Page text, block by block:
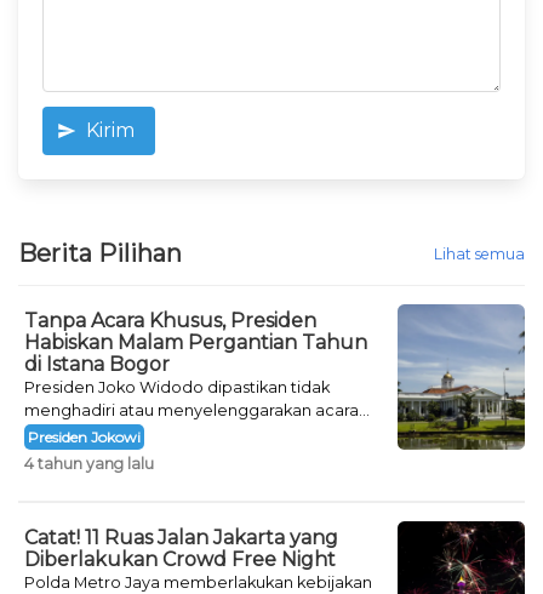
Kirim
Berita Pilihan Lihat semua
Tanpa Acara Khusus, Presiden
Habiskan Malam Pergantian Tahun
di Istana Bogor
Presiden Joko Widodo dipastikan tidak
menghadiri atau menyelenggarakan acara
khusus untuk mengisi malam pergantian
tahun.
Presiden Jokowi
4 tahun yang lalu
Catat! 11 Ruas Jalan Jakarta yang
Diberlakukan Crowd Free Night
Polda Metro Jaya memberlakukan kebijakan